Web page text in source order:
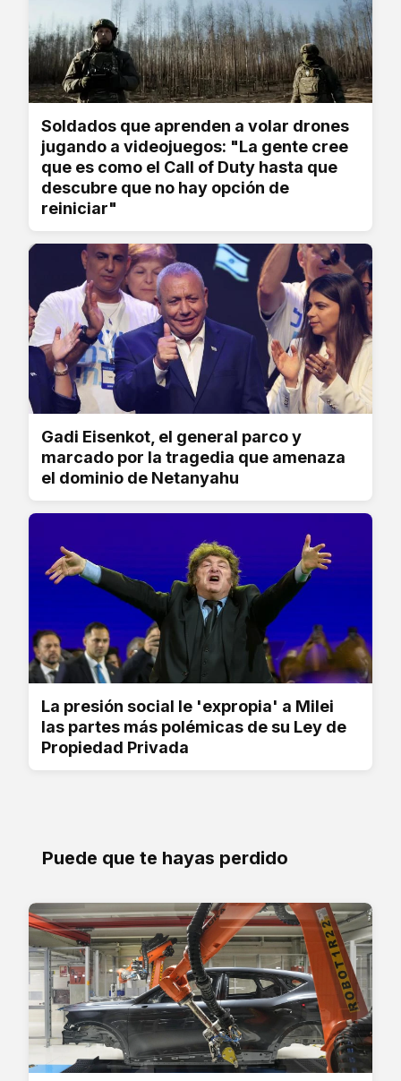
Soldados que aprenden a volar drones
jugando a videojuegos: "La gente cree
que es como el Call of Duty hasta que
descubre que no hay opción de
reiniciar"
Gadi Eisenkot, el general parco y
marcado por la tragedia que amenaza
el dominio de Netanyahu
La presión social le 'expropia' a Milei
las partes más polémicas de su Ley de
Propiedad Privada
Puede que te hayas perdido